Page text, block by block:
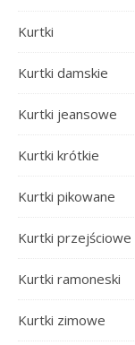
Kurtki
Kurtki damskie
Kurtki jeansowe
Kurtki krótkie
Kurtki pikowane
Kurtki przejściowe
Kurtki ramoneski
Kurtki zimowe